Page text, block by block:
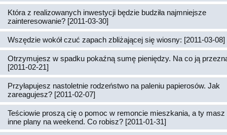
Która z realizowanych inwestycji będzie budziła najmniejsze
zainteresowanie? [2011-03-30]
Wszędzie wokół czuć zapach zbliżającej się wiosny: [2011-03-08]
Otrzymujesz w spadku pokaźną sumę pieniędzy. Na co ją
[2011-02-21]
Przyłapujesz nastoletnie rodzeństwo na paleniu papierosów. Jak
zareagujesz? [2011-02-07]
Teściowie proszą cię o pomoc w remoncie mieszkania, a ty masz
inne plany na weekend. Co robisz? [2011-01-31]